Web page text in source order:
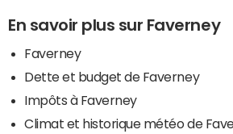
En savoir plus sur Faverney
Faverney
Dette et budget de Faverney
Impôts à Faverney
Climat et historique météo de